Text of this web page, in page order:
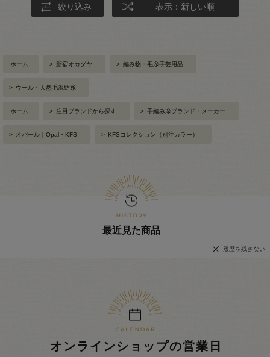
絞り込み 表示：新しい順
ホーム > 新宿オカダヤ > 編み物・毛糸手芸用品
> ウール・天然毛混紡糸
ホーム > 注目ブランドから探す > 手編み糸ブランド・メーカー
> オパール｜Opal・KFS > KFSコレクション（別注カラー）
最近見た商品
履歴を残さない
オンラインショップの営業日